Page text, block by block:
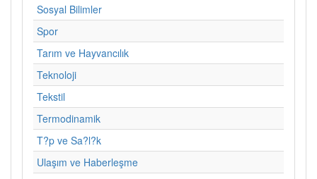
Sosyal Bilimler
Spor
Tarım ve Hayvancılık
Teknoloji
Tekstil
Termodinamik
T?p ve Sa?l?k
Ulaşım ve Haberleşme